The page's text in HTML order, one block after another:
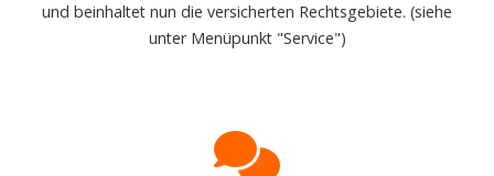
und beinhaltet nun die versicherten Rechtsgebiete. (siehe
unter Menüpunkt "Service")